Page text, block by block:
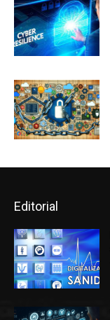
Editorial